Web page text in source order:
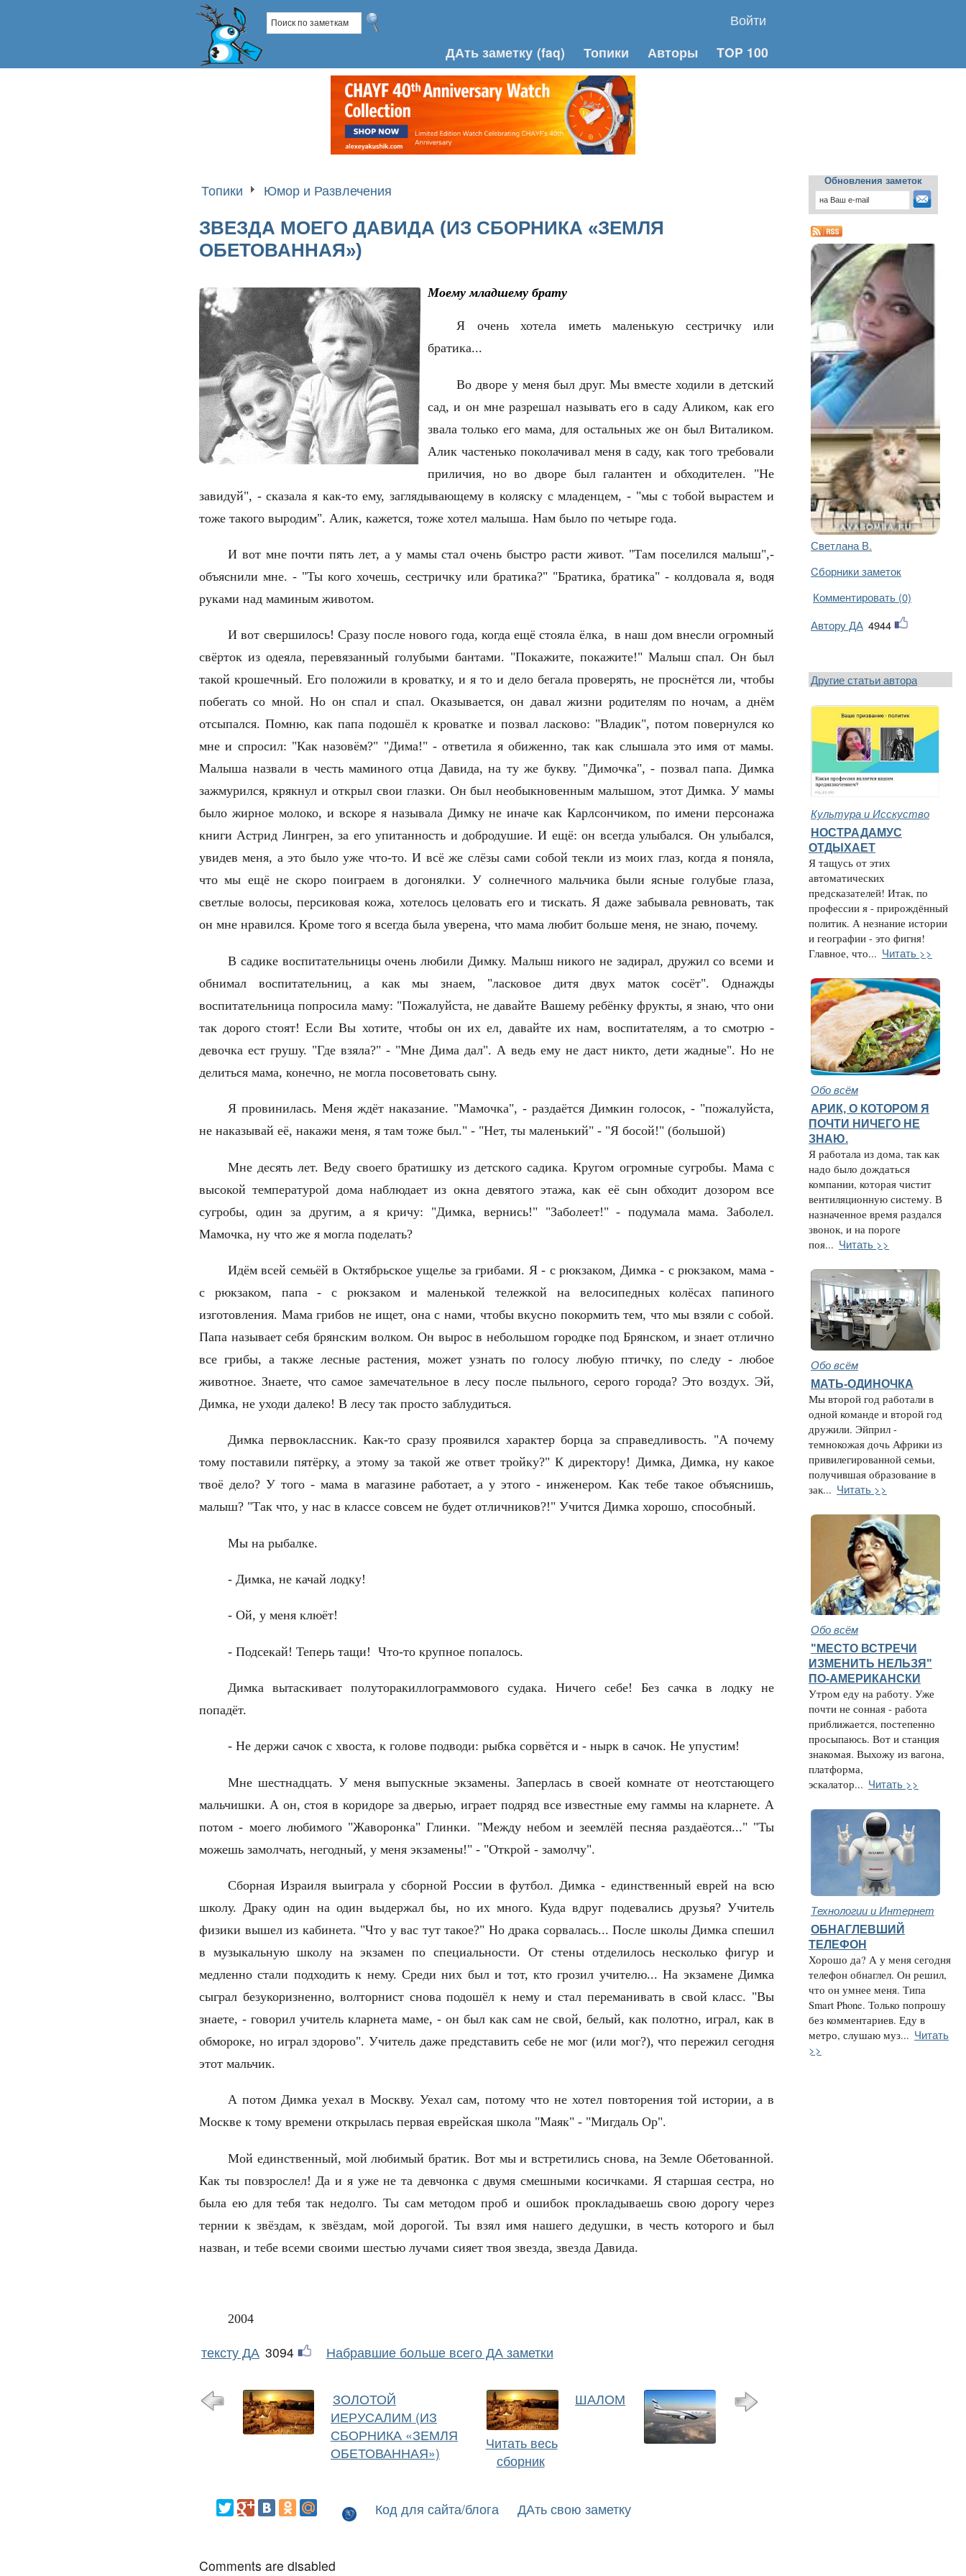
Войти
ДАть заметку (faq) Топики Авторы TOP 100
Топики Юмор и Развлечения
ЗВЕЗДА МОЕГО ДАВИДА (ИЗ СБОРНИКА «ЗЕМЛЯ
ОБЕТОВАННАЯ»)
Моему младшему брату
Я очень хотела иметь маленькую сестричку или
братика...
Во дворе у меня был друг. Мы вместе ходили в детский
сад, и он мне разрешал называть его в саду Аликом, как его
звала только его мама, для остальных же он был Виталиком.
Алик частенько поколачивал меня в саду, как того требовали
приличия, но во дворе был галантен и обходителен. "Не
завидуй", - сказала я как-то ему, заглядывающему в коляску с младенцем, - "мы с тобой вырастем и
тоже такого выродим". Алик, кажется, тоже хотел малыша. Нам было по четыре года.
И вот мне почти пять лет, а у мамы стал очень быстро расти живот. "Там поселился малыш",-
объяснили мне. - "Ты кого хочешь, сестричку или братика?" "Братика, братика" - колдовала я, водя
руками над маминым животом.
И вот свершилось! Сразу после нового года, когда ещё стояла ёлка, в наш дом внесли огромный
свёрток из одеяла, перевязанный голубыми бантами. "Покажите, покажите!" Малыш спал. Он был
такой крошечный. Его положили в кроватку, и я то и дело бегала проверять, не проснётся ли, чтобы
побегать со мной. Но он спал и спал. Оказывается, он давал жизни родителям по ночам, а днём
отcыпался. Помню, как папа подошёл к кроватке и позвал ласково: "Владик", потом повернулся ко
мне и спросил: "Как назовём?" "Дима!" - ответила я обиженно, так как слышала это имя от мамы.
Малыша назвали в честь маминого отца Давида, на ту же букву. "Димочка", - позвал папа. Димка
зажмурился, крякнул и открыл свои глазки. Он был необыкновенным малышом, этот Димка. У мамы
было жирное молоко, и вскоре я называла Димку не иначе как Карлсончиком, по имени персонажа
книги Астрид Лингрен, за его упитанность и добродушие. И ещё: он всегда улыбался. Он улыбался,
увидев меня, а это было уже что-то. И всё же слёзы сами собой текли из моих глаз, когда я поняла,
что мы ещё не скоро поиграем в догонялки. У солнечного мальчика были ясные голубые глаза,
светлые волосы, персиковая кожа, хотелось целовать его и тискать. Я даже забывала ревновать, так
он мне нравился. Кроме того я всегда была уверена, что мама любит больше меня, не знаю, почему.
В садике воспитательницы очень любили Димку. Малыш никого не задирал, дружил со всеми и
обнимал воспитательниц, а как мы знаем, "ласковое дитя двух маток сосёт". Однажды
воспитательница попросила маму: "Пожалуйста, не давайте Вашему ребёнку фрукты, я знаю, что они
так дорого стоят! Если Вы хотите, чтобы он их ел, давайте их нам, воспитателям, а то смотрю -
девочка ест грушу. "Где взяла?" - "Mне Дима дал". А ведь ему не даст никто, дети жадные". Но не
делиться мама, конечно, не могла посоветовать сыну.
Я провинилась. Меня ждёт наказание. "Мамочка", - раздаётся Димкин голосок, - "пожалуйста,
не наказывай её, накажи меня, я там тоже был." - "Нет, ты маленький" - "Я босой!" (большой)
Мне десять лет. Веду своего братишку из детского садика. Кругом огромные сугробы. Мама с
высокой температурой дома наблюдает из окна девятого этажа, как её сын обходит дозором все
сугробы, один за другим, а я кричу: "Димка, вернись!" "Заболеет!" - подумала мама. Заболел.
Мамочка, ну что же я могла поделать?
Идём всей семьёй в Октябрьское ущелье за грибами. Я - с рюкзаком, Димка - с рюкзаком, мама -
с рюкзаком, папа - с рюкзаком и маленькой тележкой на велосипедных колёсах папиного
изготовления. Мама грибов не ищет, она с нами, чтобы вкусно покормить тем, что мы взяли с собой.
Папа называет себя брянским волком. Он вырос в небольшом городке под Брянском, и знает отлично
все грибы, а также лесные растения, может узнать по голосу любую птичку, по следу - любое
животное. Знаете, что самое замечательное в лесу после пыльного, серого города? Это воздух. Эй,
Димка, не уходи далеко! В лесу так просто заблудиться.
Димка первоклассник. Как-то сразу пpоявился характер борца за справедливость. "А почему
тому поставили пятёрку, а этому за такой же ответ тройку?" К директору! Димка, Димка, ну какое
твоё дело? У того - мама в магазине работает, а у этого - инженером. Как тебе такое объяснишь,
малыш? "Так что, у нас в классе совсем не будет отличников?!" Учится Димка хорошо, способный.
Мы на рыбалке.
- Димка, не качай лодку!
- Ой, у меня клюёт!
- Подсекай! Теперь тащи! Что-то крупное попалось.
Димка вытаскивает полуторакиллограммового судака. Ничего себе! Без сачка в лодку не
попадёт.
- Не держи сачок с хвоста, к голове подводи: рыбка сорвётся и - нырк в сачок. Не упустим!
Мне шестнадцать. У меня выпускные экзамены. Заперлась в своей комнате от неотстающего
мальчишки. А он, стоя в коридоре за дверью, играет подряд все известные ему гаммы на кларнете. А
потом - моего любимого "Жаворонка" Глинки. "Между небом и зеемлёй песняа раздаёотся..." "Ты
можешь замолчать, негодный, у меня экзамены!" - "Открой - замолчу".
Сборная Израиля выиграла у сборной России в футбол. Димка - единственный еврей на всю
школу. Драку один на один выдержал бы, но их много. Куда вдруг подевались друзья? Учитель
физики вышел из кабинета. "Что у вас тут такое?" Но драка сорвалась... После школы Димка спешил
в музыкальную школу на экзамен по специальности. От стены отделилoсь несколько фигур и
медленно стали подходить к нему. Среди них был и тот, кто грозил учителю... На экзамене Димка
сыграл безукоризненно, волторнист снова подошёл к нему и стал переманивать в свой класс. "Вы
знаете, - говорил учитель кларнета маме, - он был как сам не свой, белый, как полотно, играл, как в
обмороке, но играл здорово". Учитель даже представить себе не мог (или мог?), что пережил сегодня
этот мальчик.
А потом Димка уехал в Москву. Уехал сам, потому что не хотел повторения той истории, а в
Москве к тому времени открылась первая еврейская школа "Маяк" - "Мигдаль Ор".
Мой единственный, мой любимый братик. Вот мы и встретились снова, на Земле Обетованной.
Как ты повзрослел! Да и я уже не та девчонка с двумя смешными косичками. Я старшая сестра, но
была ею для тебя так недолго. Ты сам методом проб и ошибок прокладываешь свою дорогу через
тернии к звёздам, к звёздам, мой дорогой. Ты взял имя нашего дедушки, в честь которого и был
назван, и тебе всеми своими шестью лучами сияет твоя звезда, звезда Давида.
2004
тексту ДА 3094 Набравшие больше всего ДА заметки
ЗОЛОТОЙ
ИЕРУСАЛИМ (ИЗ
СБОРНИКА «ЗЕМЛЯ
ОБЕТОВАННАЯ»)
Читать весь
сборник
ШАЛОМ
Код для сайта/блога ДАть свою заметку
Comments are disabled
Обновления заметок
Светлана В.
Cборники заметок
Комментировать (0)
Автору ДА 4944
Другие статьи автора
Культура и Исскуство
НОСТРАДАМУС
ОТДЫХАЕТ
Я тащусь от этих
автоматических
предсказателей! Итак, по
профессии я - прирождённый
политик. А незнание истории
и географии - это фигня!
Главное, что... Читать >>
Обо всём
АРИК, О КОТОРОМ Я
ПОЧТИ НИЧЕГО НЕ
ЗНАЮ.
Я работала из дома, так как
надо было дождаться
компании, которая чистит
вентиляционную систему. В
назначенное время раздался
звонок, и на пороге
поя... Читать >>
Обо всём
МАТЬ-ОДИНОЧКА
Мы второй год работали в
одной команде и второй год
дружили. Эйприл -
темнокожая дочь Африки из
привилегированной семьи,
получившая образование в
зак... Читать >>
Обо всём
"МЕСТО ВСТРЕЧИ
ИЗМЕНИТЬ НЕЛЬЗЯ"
ПО-АМЕРИКАНСКИ
Утром еду на работу. Уже
почти не сонная - работа
приближается, постепенно
просыпаюсь. Вот и станция
знакомая. Выхожу из вагона,
платформа,
эскалатор... Читать >>
Технологии и Интернет
ОБНАГЛЕВШИЙ
ТЕЛЕФОН
Хорошо да? А у меня сегодня
телефон обнаглел. Он решил,
что он умнее меня. Типа
Smart Phone. Только попрошу
без комментариев. Еду в
метро, слушаю муз... Читать
>>